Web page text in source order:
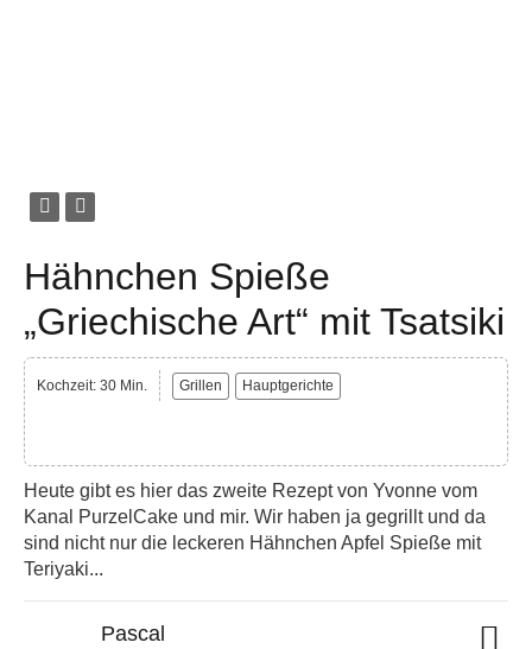
Hähnchen Spieße
„Griechische Art“ mit Tsatsiki
Kochzeit: 30 Min. Grillen Hauptgerichte
Heute gibt es hier das zweite Rezept von Yvonne vom
Kanal PurzelCake und mir. Wir haben ja gegrillt und da
sind nicht nur die leckeren Hähnchen Apfel Spieße mit
Teriyaki...
Pascal